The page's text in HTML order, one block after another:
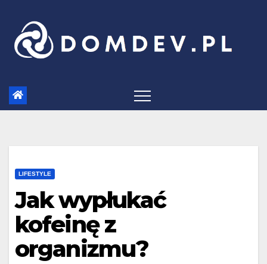
content
LIFESTYLE
Jak wypłukać
kofeinę z
organizmu?